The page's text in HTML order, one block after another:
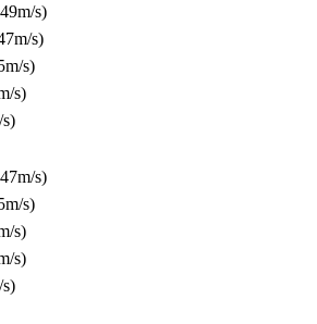
s)
s)
s)
s)
s)
s)
s)
s)